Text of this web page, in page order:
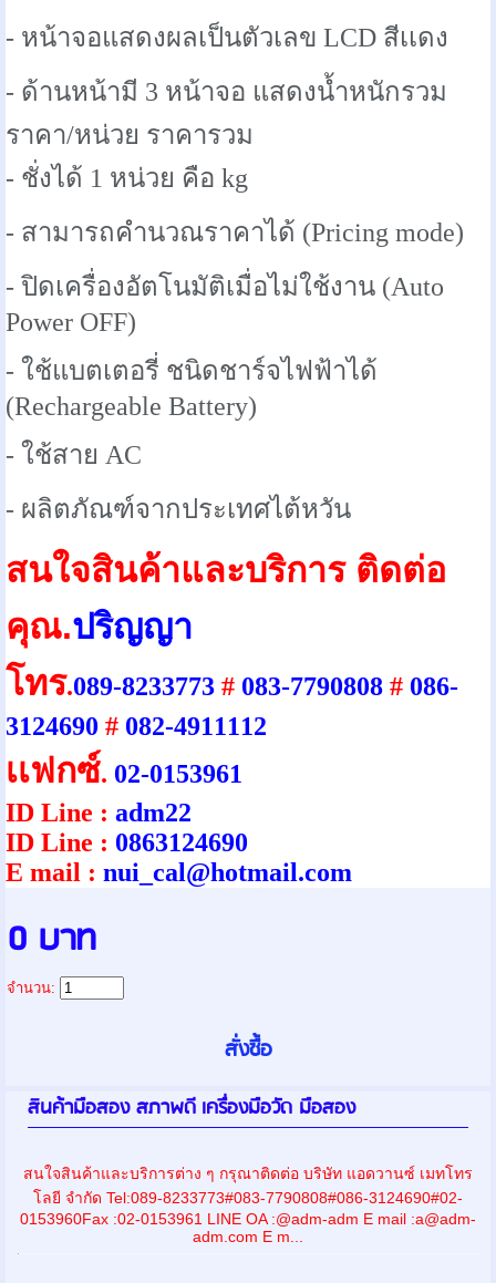
- หน้าจอแสดงผลเป็นตัวเลข LCD สีเเดง
- ด้านหน้ามี 3 หน้าจอ แสดงน้ำหนักรวม
ราคา/หน่วย ราคารวม
- ชั่งได้ 1 หน่วย คือ kg
- สามารถคำนวณราคาได้ (Pricing mode)
- ปิดเครื่องอัตโนมัติเมื่อไม่ใช้งาน (Auto
Power OFF)
- ใช้แบตเตอรี่ ชนิดชาร์จไฟฟ้าได้
(Rechargeable Battery)
- ใช้สาย AC
- ผลิตภัณฑ์จากประเทศไต้หวัน
สนใจสินค้าและบริการ ติดต่อ
คุณ.ปริญญา
โทร.089-8233773# 083-7790808# 086-
3124690 # 082-4911112
เเฟกซ์. 02-0153961
ID Line : adm22
ID Line : 0863124690
E mail : nui_cal@hotmail.com
0 บาท
จำนวน:
สินค้ามือสอง สภาพดี เครื่องมือวัด มือสอง
สนใจสินค้าและบริการต่าง ๆ กรุณาติดต่อ บริษัท แอดวานซ์ เมทโทร
โลยี จำกัด Tel:089-8233773#083-7790808#086-3124690#02-
0153960Fax :02-0153961 LINE OA :@adm-adm E mail :a@adm-
adm.com E m...